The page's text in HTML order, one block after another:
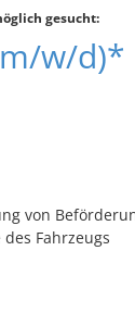
gesucht:
w/d)*
von
Fahrzeugs